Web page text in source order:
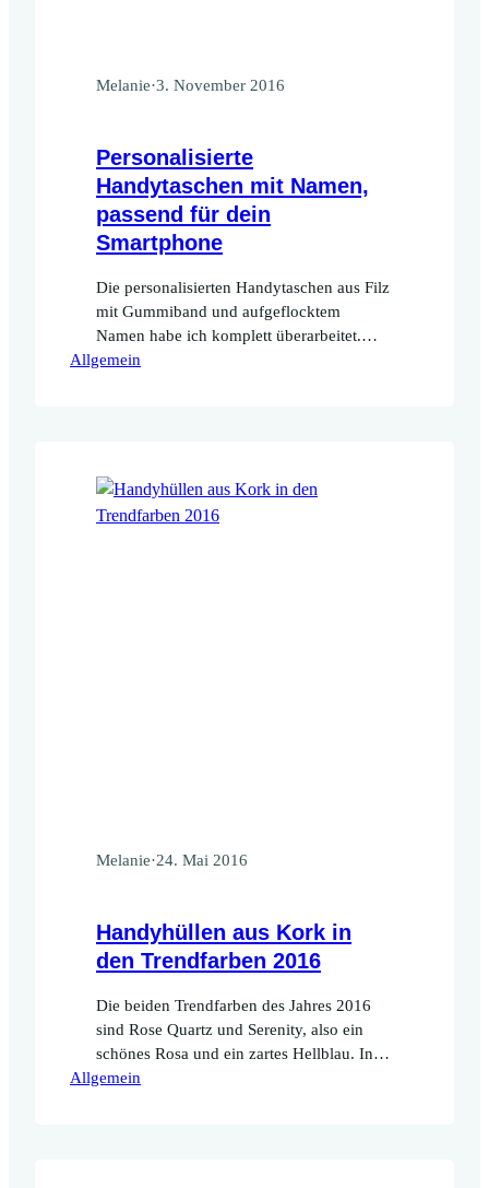
Melanie·3. November 2016
Personalisierte
Handytaschen mit Namen,
passend für dein
Smartphone
Die personalisierten Handytaschen aus Filz
mit Gummiband und aufgeflocktem
Namen habe ich komplett überarbeitet.
Neue Farben sind verfügbar und es stehen
Allgemein
Melanie·24. Mai 2016
Handyhüllen aus Kork in
den Trendfarben 2016
Die beiden Trendfarben des Jahres 2016
sind Rose Quartz und Serenity, also ein
schönes Rosa und ein zartes Hellblau. In
diesen beiden sommerlich-frischen Farben
Allgemein